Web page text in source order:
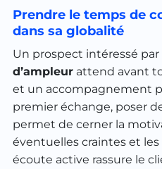
Prendre le temps de
dans sa globalité
Un prospect intéressé par
d’ampleurattend avant
et un accompagnement
premier échange, poser
permet de cerner la
éventuelles craintes et
écoute active rassure le